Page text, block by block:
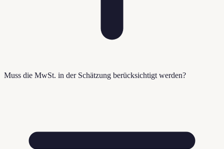
Muss die MwSt. in der Schätzung berücksichtigt werden?